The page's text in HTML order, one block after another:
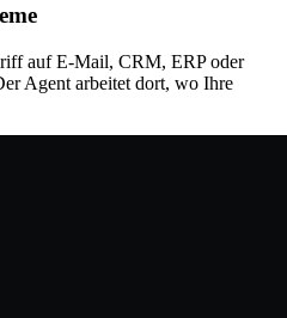
auf E-Mail, CRM, ERP oder
Agent arbeitet dort, wo Ihre